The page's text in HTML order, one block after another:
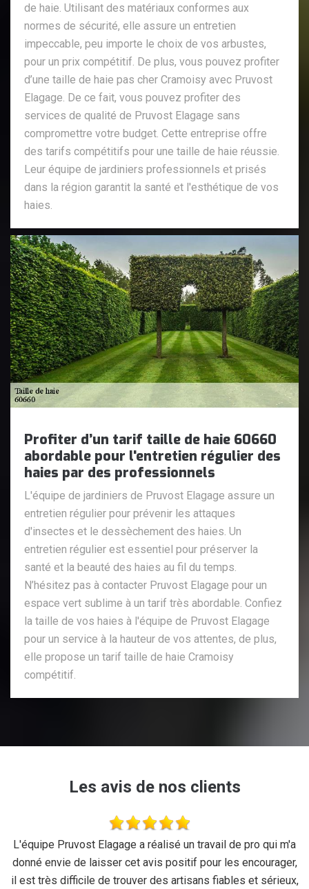
de haie. Utilisant des matériaux conformes aux
normes de sécurité, elle assure un entretien
impeccable, peu importe le choix de vos arbustes,
pour un prix compétitif. De plus, vous pouvez profiter
d’une taille de haie pas cher Cramoisy avec Pruvost
Elagage. De ce fait, vous pouvez profiter des
services de qualité de Pruvost Elagage sans
compromettre votre budget. Cette entreprise offre
des tarifs compétitifs pour une taille de haie réussie.
Leur équipe de jardiniers professionnels et prisés
dans la région garantit la santé et l'esthétique de vos
haies.
Profiter d’un tarif taille de haie 60660
abordable pour l'entretien régulier des
haies par des professionnels
L'équipe de jardiniers de Pruvost Elagage assure un
entretien régulier pour prévenir les attaques
d'insectes et le dessèchement des haies. Un
entretien régulier est essentiel pour préserver la
santé et la beauté des haies au fil du temps.
N’hésitez pas à contacter Pruvost Elagage pour un
espace vert sublime à un tarif très abordable. Confiez
la taille de vos haies à l'équipe de Pruvost Elagage
pour un service à la hauteur de vos attentes, de plus,
elle propose un tarif taille de haie Cramoisy
compétitif.
Les avis de nos clients
L'équipe Pruvost Elagage a réalisé un travail de pro qui m'a
donné envie de laisser cet avis positif pour les encourager,
il est très difficile de trouver des artisans fiables et sérieux,